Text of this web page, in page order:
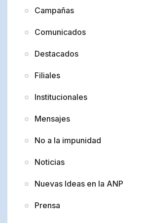
Campañas
Comunicados
Destacados
Filiales
Institucionales
Mensajes
No a la impunidad
Noticias
Nuevas Ideas en la ANP
Prensa